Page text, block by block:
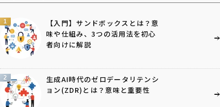
1
【入門】サンドボックスとは？意
味や仕組み、3つの活用法を初心
者向けに解説
2
生成AI時代のゼロデータリテンシ
ョン(ZDR)とは？意味と重要性